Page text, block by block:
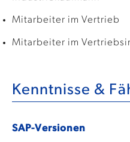
Mitarbeiter im Vertrieb
Mitarbeiter im
Kenntnisse &
SAP-Versionen